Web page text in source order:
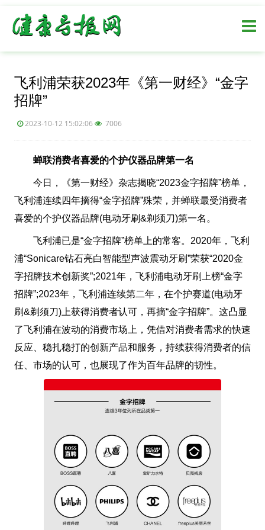
飞利浦荣获2023年《第一财经》“金字
招牌”
2023-10-12 15:02:06 7006
蝉联消费者喜爱的个护仪器品牌第一名
今日，《第一财经》杂志揭晓“2023金字招牌”榜单，
飞利浦连续四年摘得“金字招牌”殊荣，并蝉联最受消费者
喜爱的个护仪器品牌(电动牙刷&剃须刀)第一名。
飞利浦已是“金字招牌”榜单上的常客。2020年，飞利
浦“Sonicare钻石亮白智能型声波震动牙刷”荣获“2020金
字招牌技术创新奖”;2021年，飞利浦电动牙刷上榜“金字
招牌”;2023年，飞利浦连续第二年，在个护赛道(电动牙
刷&剃须刀)上获得消费者认可，再摘“金字招牌”。这凸显
了飞利浦在波动的消费市场上，凭借对消费者需求的快速
反应、稳扎稳打的创新产品和服务，持续获得消费者的信
任、市场的认可，也展现了作为百年品牌的韧性。